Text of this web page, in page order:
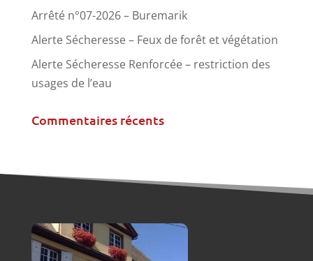
Arrêté n°07-2026 – Buremarik
Alerte Sécheresse – Feux de forêt et végétation
Alerte Sécheresse Renforcée – restriction des
usages de l’eau
Commentaires récents